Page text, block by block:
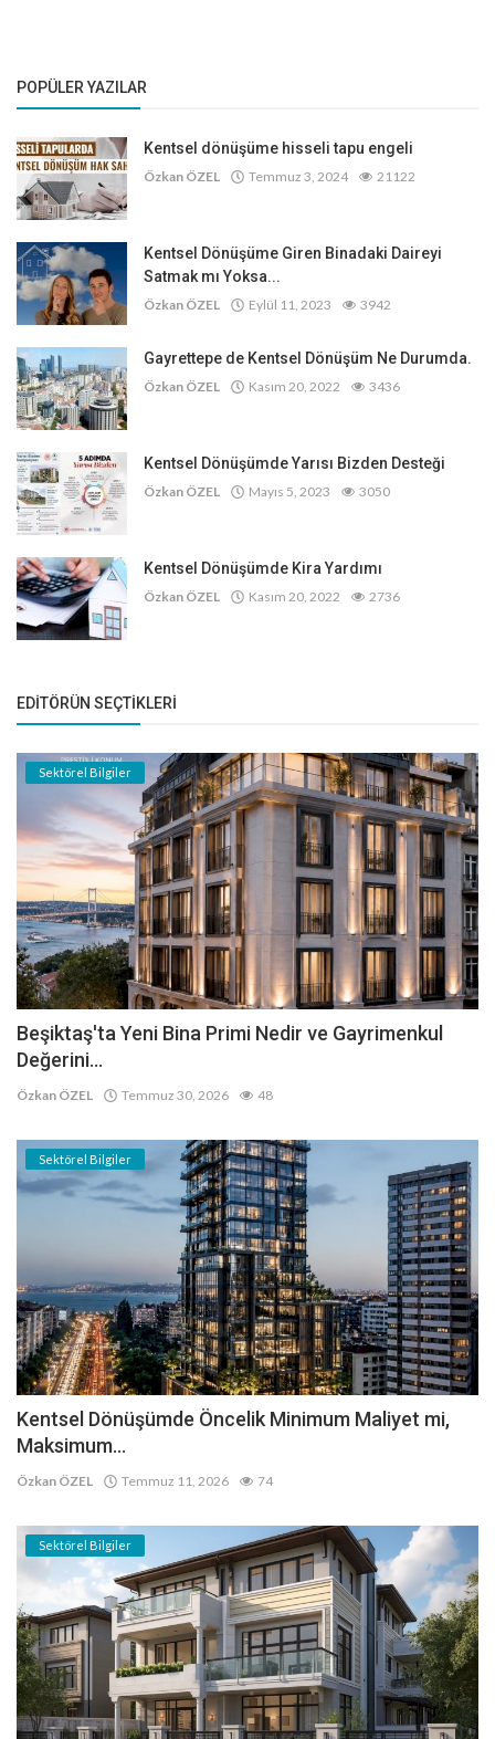
POPÜLER YAZILAR
Kentsel dönüşüme hisseli tapu engeli
Özkan ÖZEL Temmuz 3, 2024 21122
Kentsel Dönüşüme Giren Binadaki Daireyi
Satmak mı Yoksa...
Özkan ÖZEL Eylül 11, 2023 3942
Gayrettepe de Kentsel Dönüşüm Ne Durumda.
Özkan ÖZEL Kasım 20, 2022 3436
Kentsel Dönüşümde Yarısı Bizden Desteği
Özkan ÖZEL Mayıs 5, 2023 3050
Kentsel Dönüşümde Kira Yardımı
Özkan ÖZEL Kasım 20, 2022 2736
EDITÖRÜN SEÇTIKLERI
Sektörel Bilgiler
Beşiktaş'ta Yeni Bina Primi Nedir ve Gayrimenkul
Değerini...
Özkan ÖZEL Temmuz 30, 2026 48
Sektörel Bilgiler
Kentsel Dönüşümde Öncelik Minimum Maliyet mi,
Maksimum...
Özkan ÖZEL Temmuz 11, 2026 74
Sektörel Bilgiler